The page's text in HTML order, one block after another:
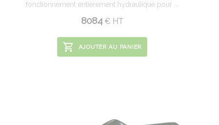
fonctionnement entièrement hydraulique pour ...
8084 €HT
AJOUTER AU PANIER